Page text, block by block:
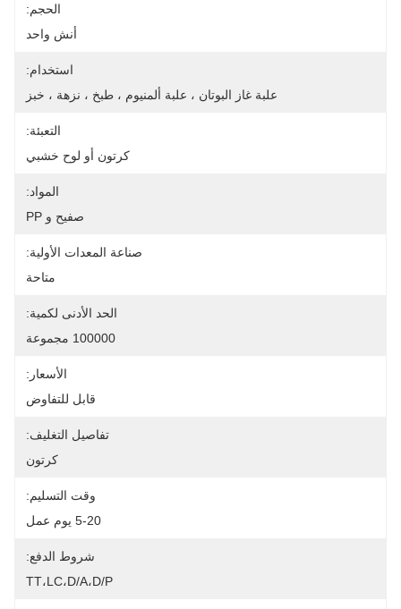
الحجم:
أنش واحد
استخدام:
علبة غاز البوتان ، علبة ألمنيوم ، طبخ ، نزهة ، خبز
التعبئة:
كرتون أو لوح خشبي
المواد:
صفيح و PP
صناعة المعدات الأولية:
متاحة
الحد الأدنى لكمية:
100000 مجموعة
الأسعار:
قابل للتفاوض
تفاصيل التغليف:
كرتون
وقت التسليم:
5-20 يوم عمل
شروط الدفع:
TT،LC،D/A،D/P